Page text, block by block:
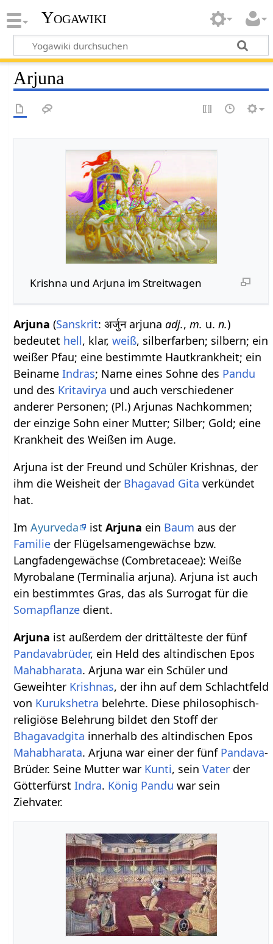
Yogawiki
Arjuna
Krishna und Arjuna im Streitwagen
Arjuna (Sanskrit: अर्जुन arjunaadj.,m. u.n.)
bedeutet hell, klar,weiß, silberfarben; silbern; ein
weißer Pfau; eine bestimmte Hautkrankheit; ein
BeinameIndras; Name eines Sohne des Pandu
und des Kritavirya und auch verschiedener
anderer Personen; (Pl.) Arjunas Nachkommen;
der einzige Sohn einer Mutter; Silber; Gold; eine
Krankheit des Weißen im Auge.
Arjuna ist der Freund und Schüler Krishnas, der
ihm die Weisheit der Bhagavad Gita verkündet
hat.
ImAyurveda istArjuna ein Baum aus der
Familie der Flügelsamengewächse bzw.
Langfadengewächse (Combretaceae): Weiße
Myrobalane (Terminalia arjuna). Arjuna ist auch
ein bestimmtes Gras, das als Surrogat für die
Somapflanze dient.
Arjuna ist außerdem der drittälteste der fünf
Pandavabrüder, ein Held des altindischen Epos
Mahabharata. Arjuna war ein Schüler und
Geweihter Krishnas, der ihn auf dem Schlachtfeld
von Kurukshetra belehrte. Diese philosophisch-
religiöse Belehrung bildet den Stoff der
Bhagavadgita innerhalb des altindischen Epos
Mahabharata. Arjuna war einer der fünf Pandava-
Brüder. Seine Mutter war Kunti, seinVater der
GötterfürstIndra. König Pandu war sein
Ziehvater.